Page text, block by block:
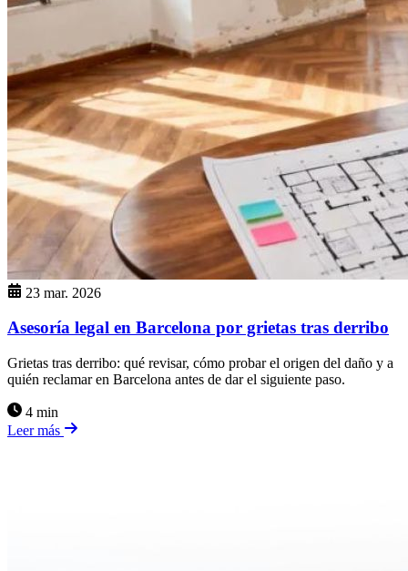
23 mar. 2026
Asesoría legal en Barcelona por grietas tras derribo
Grietas tras derribo: qué revisar, cómo probar el origen del daño y a
quién reclamar en Barcelona antes de dar el siguiente paso.
4 min
Leer más